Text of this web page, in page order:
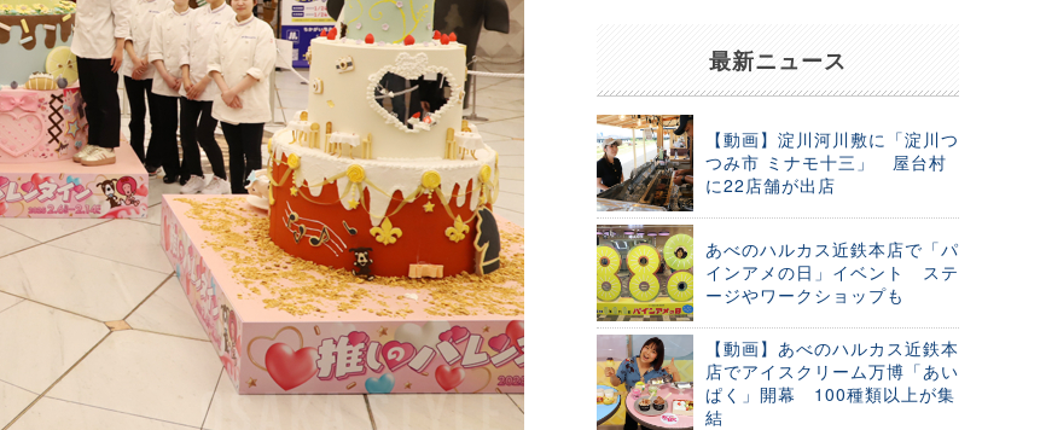
最新ニュース
【動画】淀川河川敷に「淀川つ
つみ市 ミナモ十三」 屋台村
に22店舗が出店
あべのハルカス近鉄本店で「パ
インアメの日」イベント ステ
ージやワークショップも
【動画】あべのハルカス近鉄本
店でアイスクリーム万博「あい
ぱく」開幕 100種類以上が集
結